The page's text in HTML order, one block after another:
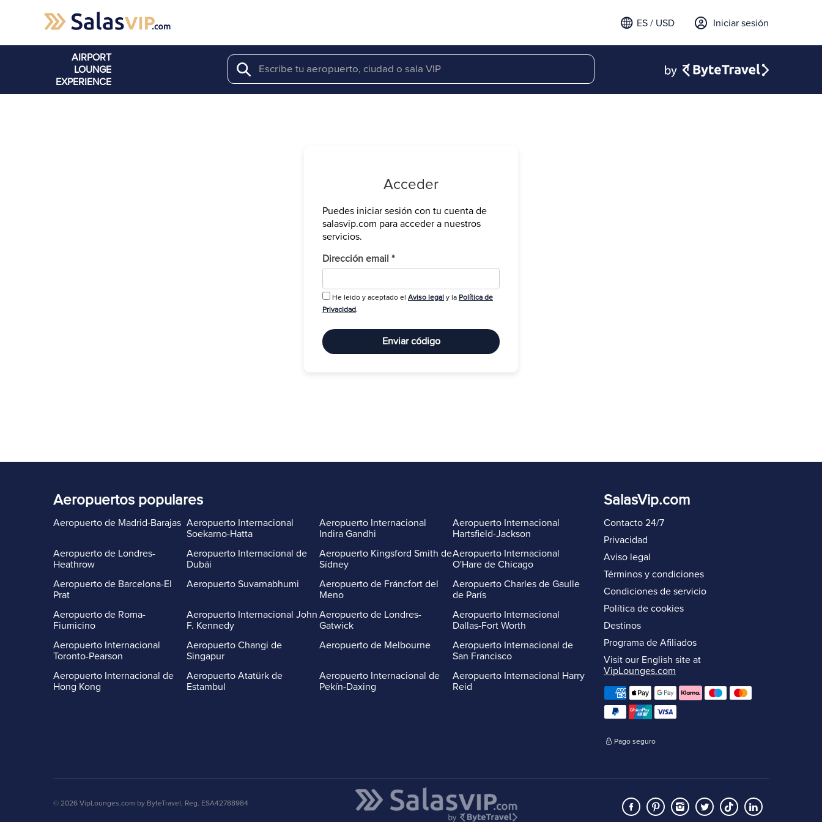
Iniciar sesión
ES / USD
AIRPORT
LOUNGE
EXPERIENCE
Search
Acceder
Puedes iniciar sesión con tu cuenta de
salasvip.com para acceder a nuestros
servicios.
Dirección email *Obligatorio
He leido y aceptado el Aviso legal y la Política de
Privacidad.
Enviar código
Aeropuertos populares
Aeropuerto de Madrid-Barajas
Aeropuerto de Londres-
Heathrow
Aeropuerto de Barcelona-El
Prat
Aeropuerto de Roma-
Fiumicino
Aeropuerto Internacional
Toronto-Pearson
Aeropuerto Internacional de
Hong Kong
Aeropuerto Internacional
Soekarno-Hatta
Aeropuerto Internacional de
Dubái
Aeropuerto Suvarnabhumi
Aeropuerto Internacional John
F. Kennedy
Aeropuerto Changi de
Singapur
Aeropuerto Atatürk de
Estambul
Aeropuerto Internacional
Indira Gandhi
Aeropuerto Kingsford Smith de
Sídney
Aeropuerto de Fráncfort del
Meno
Aeropuerto de Londres-
Gatwick
Aeropuerto de Melbourne
Aeropuerto Internacional de
Pekín-Daxing
Aeropuerto Internacional
Hartsfield-Jackson
Aeropuerto Internacional
O'Hare de Chicago
Aeropuerto Charles de Gaulle
de París
Aeropuerto Internacional
Dallas-Fort Worth
Aeropuerto Internacional de
San Francisco
Aeropuerto Internacional Harry
Reid
SalasVip.com
Contacto 24/7
Privacidad
Aviso legal
Términos y condiciones
Condiciones de servicio
Política de cookies
Destinos
Programa de Afiliados
Visit our English site at
VipLounges.com
Pago seguro
© 2026 VipLounges.com by ByteTravel, Reg. ESA42788984